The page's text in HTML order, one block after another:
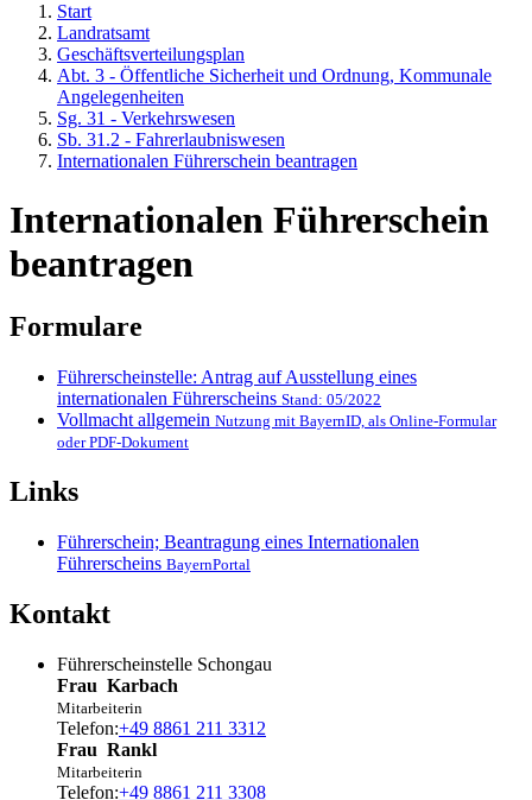
Start
Landratsamt
Geschäftsverteilungsplan
Abt. 3 - Öffentliche Sicherheit und Ordnung, Kommunale
Angelegenheiten
Sg. 31 - Verkehrswesen
Sb. 31.2 - Fahrerlaubniswesen
Internationalen Führerschein beantragen
Internationalen Führerschein
beantragen
Formulare
Führerscheinstelle: Antrag auf Ausstellung eines
internationalen Führerscheins Stand: 05/2022
Vollmacht allgemein Nutzung mit BayernID, als Online-Formular
oder PDF-Dokument
Links
Führerschein; Beantragung eines Internationalen
Führerscheins BayernPortal
Kontakt
Führerscheinstelle Schongau
Frau Karbach
Mitarbeiterin
Telefon:+49 8861 211 3312
Frau Rankl
Mitarbeiterin
Telefon:+49 8861 211 3308